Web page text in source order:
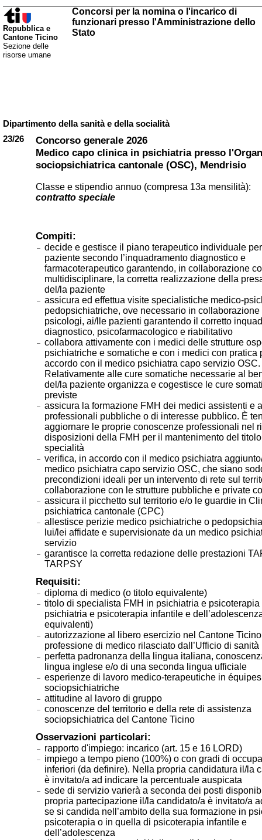
Repubblica e
Cantone Ticino
Sezione delle
risorse umane
Concorsi per la nomina o l'incarico di
funzionari presso l'Amministrazione dello
Stato
Dipartimento della sanità e della socialità
23/26
Concorso generale 2026
Medico capo clinica in psichiatria presso
sociopsichiatrica cantonale (OSC), Mendrisio
Classe e stipendio annuo (compresa 13a mensilità):
contratto speciale
Compiti:
decide e gestisce il piano terapeutico individuale
paziente secondo l’inquadramento diagnostico e
farmacoterapeutico garantendo, in collaborazione
multidisciplinare, la corretta realizzazione della
del/la paziente
assicura ed effettua visite specialistiche medico-
pedopsichiatriche, ove necessario in collaborazione
psicologi, ai/lle pazienti garantendo il corretto
diagnostico, psicofarmacologico e riabilitativo
collabora attivamente con i medici delle strutture
psichiatriche e somatiche e con i medici con pratica
accordo con il medico psichiatra capo servizio OSC.
Relativamente alle cure somatiche necessarie al
del/la paziente organizza e cogestisce le cure
previste
assicura la formazione FMH dei medici assistenti e
professionali pubbliche o di interesse pubblico. È
aggiornare le proprie conoscenze professionali nel
disposizioni della FMH per il mantenimento del
specialità
verifica, in accordo con il medico psichiatra
medico psichiatra capo servizio OSC, che siano
precondizioni ideali per un intervento di rete sul
collaborazione con le strutture pubbliche e private
assicura il picchetto sul territorio e/o le guardie in
psichiatrica cantonale (CPC)
allestisce perizie medico psichiatriche o
lui/lei affidate e supervisionate da un medico
servizio
garantisce la corretta redazione delle prestazioni
TARPSY
Requisiti:
diploma di medico (o titolo equivalente)
titolo di specialista FMH in psichiatria e psicoterapia
psichiatria e psicoterapia infantile e
equivalenti)
autorizzazione al libero esercizio nel Cantone
professione di medico rilasciato dall’Ufficio di sanità
perfetta padronanza della lingua italiana,
lingua inglese e/o di una seconda lingua ufficiale
esperienze di lavoro medico-terapeutiche in équipes
sociopsichiatriche
attitudine al lavoro di gruppo
conoscenze del territorio e della rete di assistenza
sociopsichiatrica del Cantone Ticino
Osservazioni particolari:
rapporto d'impiego: incarico (art. 15 e 16 LORD)
impiego a tempo pieno (100%) o con gradi di
inferiori (da definire). Nella propria candidatura il/la
è invitato/a ad indicare la percentuale auspicata
sede di servizio varierà a seconda dei posti
propria partecipazione il/la candidato/a è invitato/a
se si candida nell’ambito della sua formazione in
psicoterapia o in quella di psicoterapia infantile e
dell’adolescenza